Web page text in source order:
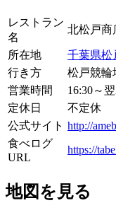
レストラン
名
北松戸商
所在地 千葉県松
行き方
松戸競輪
営業時間
16:30～
定休日
不定休
公式サイト http://
食べログ
URL
https://
地図を見る